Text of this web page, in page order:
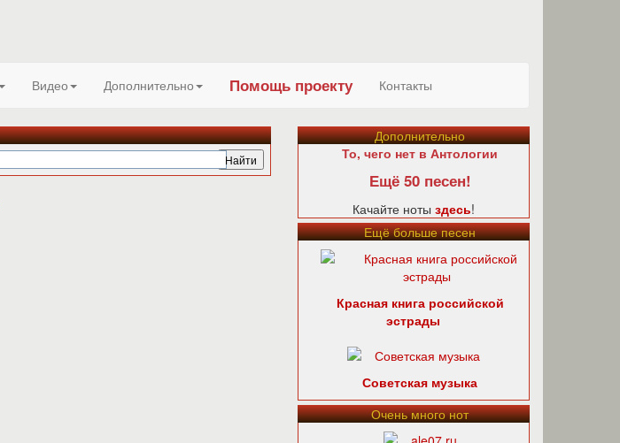
Видео Дополнительно Помощь проекту Контакты
Дополнительно
То, чего нет в Антологии
Ещё 50 песен!
Качайте ноты здесь!
Ещё больше песен
Красная книга российской
эстрады
Советская музыка
Очень много нот